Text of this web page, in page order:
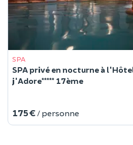
SPA
SPA privé en nocturne à
j'Adore***** 17ème
175 € / personne